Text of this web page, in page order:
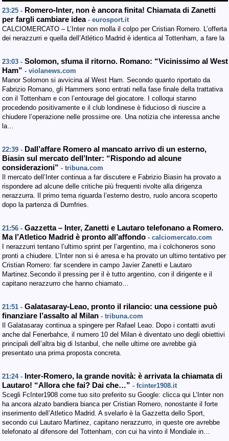
23:25 - Romero-Inter, non è ancora finita! Chiamata di Zanetti
per fargli cambiare idea - eurosport.it
CALCIOMERCATO – L’Inter non molla il colpo per Cristian Romero. L’offerta
dei nerazzurri e quella dell’Atlético Madrid è identica al Tottenham, a fare la
23:03 - Solomon, sfuma il ritorno. Romano: “Vicinissimo al West
Ham” - violanews.com
Manor Solomon si avvicina al West Ham. Secondo quanto riportato da
Fabrizio Romano, gli Hammers sono entrati nella fase finale della trattativa
con il Tottenham e con l’entourage del giocatore. I colloqui stanno
procedendo positivamente e il club londinese è fiducioso di riuscire a
chiudere l’operazione nelle prossime ore. Una notizia che interessa anche
la…
22:39 - Dall’affare Romero al mancato arrivo di un esterno,
Biasin sul mercato dell’Inter: “Rispondo ad alcune
considerazioni” - tribuna.com
Il mercato dell’Inter continua a far discutere e Fabrizio Biasin ha provato a
rispondere ad alcune delle critiche più frequenti rivolte alla dirigenza
nerazzurra. Il primo tema riguarda l’esterno destro, ruolo ancora scoperto
dopo la partenza di Dumfries.
21:56 - Gazzetta – Inter, Zanetti e Lautaro telefonano a Romero.
Ma l’Atletico Madrid è pronto all’affondo - calciomercato.com
I nerazzurri tentano l’ultimo sprint per l’argentino, ma i colchoneros sono
pronti a chiudere. L’Inter non si è arresa e ha provato un ultimo tentativo per
Cristian Romero: far scendere in campo Javier Zanetti e Lautaro
Martinez.Secondo il pressing per il è tutto argentino, con il dirigente e il
capitano nerazzurro che hanno chiamato…
21:51 - Galatasaray-Leao, pronto il rilancio: una cessione può
finanziare l’assalto al Milan - tribuna.com
Il Galatasaray continua a spingere per Rafael Leao. Dopo i contatti avuti
anche dal Fenerbahce, il numero 10 del Milan è diventato uno degli obiettivi
principali dell’altra big di Istanbul, che nelle ultime ore avrebbe già
presentato una prima proposta concreta.
21:24 - Inter-Romero, la grande novità: è arrivata la chiamata di
Lautaro! “Allora che fai? Dai che…” - fcinter1908.it
Scegli FcInter1908 come tuo sito preferito su Google: clicca qui L’Inter non
ha ancora alzato bandiera bianca per Cristian Romero, nonostante il forte
inserimento dell’Atletico Madrid. A svelarlo è la Gazzetta dello Sport,
secondo cui Lautaro Martinez, capitano nerazzurro, in queste ore avrebbe
telefonato al difensore del Tottenham, con cui ha vinto il Mondiale in…